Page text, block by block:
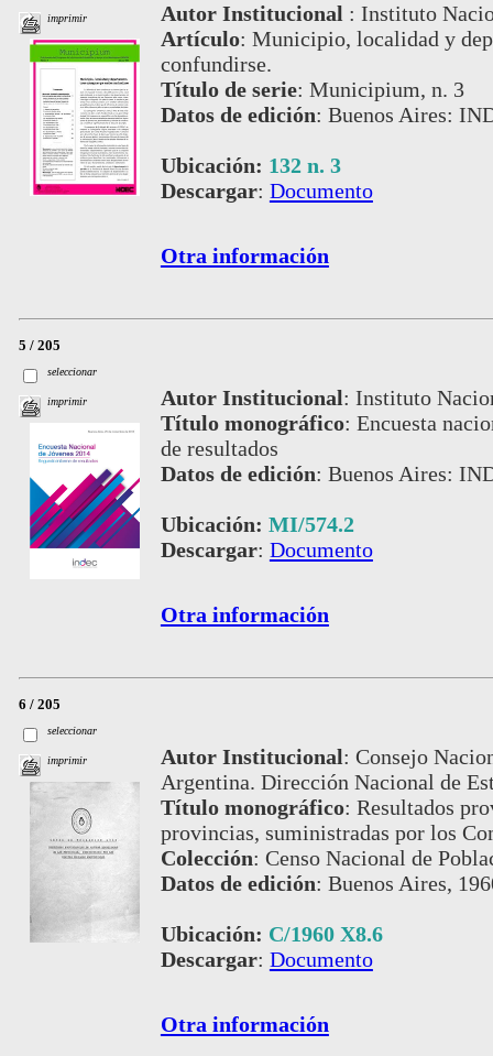
imprimir Autor Institucional : Instituto
Artículo: Municipio, localidad y
confundirse.
Título de serie: Municipium, n. 3
Datos de edición: Buenos Aires:
Ubicación: 132 n. 3
Descargar: Documento
Otra información
5 / 205
seleccionar
imprimir Autor Institucional: Instituto
Título monográfico: Encuesta
de resultados
Datos de edición: Buenos Aires:
Ubicación: MI/574.2
Descargar: Documento
Otra información
6 / 205
seleccionar
imprimir Autor Institucional: Consejo
Argentina. Dirección Nacional de
Título monográfico: Resultados
provincias, suministradas por los
Colección: Censo Nacional de
Datos de edición: Buenos Aires,
Ubicación: C/1960 X8.6
Descargar: Documento
Otra información